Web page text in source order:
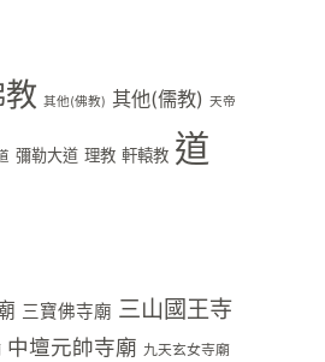
其他(佛教) 其他(儒教) 天帝
彌勒大道 理教 軒轅教 道
三寶佛寺廟 三山國王寺
中壇元帥寺廟 九天玄女寺廟